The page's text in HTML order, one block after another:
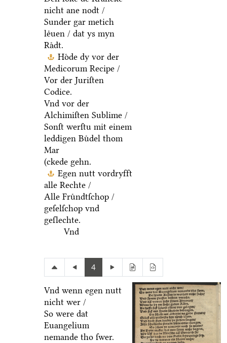
nicht ane nodt /
Sunder gar metich
leͤuen / dat ys myn
Raͤdt.
Hoͤde dy vor der
Medicorum Recipe /
Vor der Juriſten
Codice.
Vnd vor der
Alchimiſten Sublime /
Sonſt werſtu mit einem
leddigen Buͤdel thom
Mar
(ckede gehn.
Egen nutt vordryfft
alle Rechte /
Alle Fruͤndtſchop /
geſelſchop vnd
geſlechte.
Vnd
4
Vnd wenn egen nutt
nicht wer /
So were dat
Euangelium
nemande tho ſwer.